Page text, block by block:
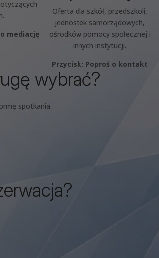
mediację
Oferta dla szkół, przedszkoli,
jednostek samorządowych,
ośrodków pomocy społecznej i
innych instytucji.
Przycisk: Poproś o kontakt
wybrać?
spotkania.